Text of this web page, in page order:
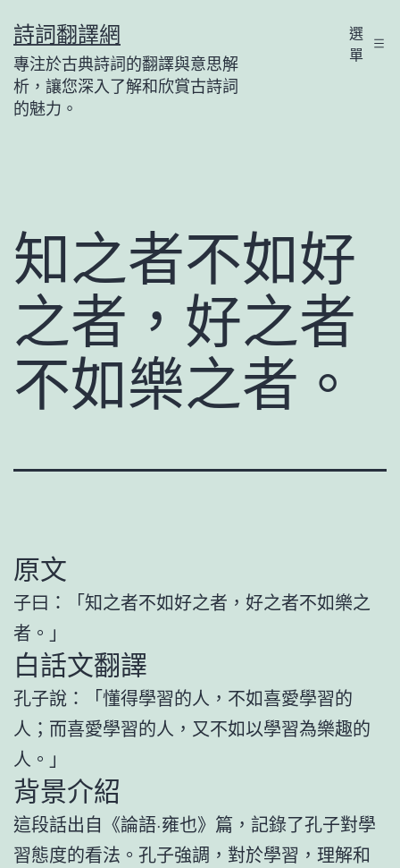
至
主
要
詩詞翻譯網
專注於古典詩詞的翻譯與意思解
析，讓您深入了解和欣賞古詩詞
的魅力。
選
單
知之者不如好
之者，好之者
不如樂之者。
原文
子曰：「知之者不如好之者，好之者不如樂之
者。」
白話文翻譯
孔子說：「懂得學習的人，不如喜愛學習的
人；而喜愛學習的人，又不如以學習為樂趣的
人。」
背景介紹
這段話出自《論語·雍也》篇，記錄了孔子對學
習態度的看法。孔子強調，對於學習，理解和